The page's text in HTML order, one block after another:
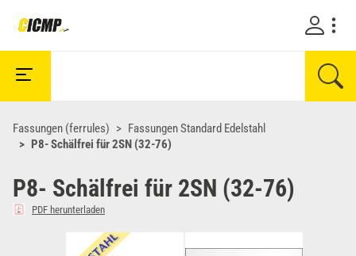
Fassungen (ferrules)
Fassungen Standard Edelstahl
P8- Schälfrei für 2SN (32-76)
P8- Schälfrei für 2SN (32-76)
PDF herunterladen